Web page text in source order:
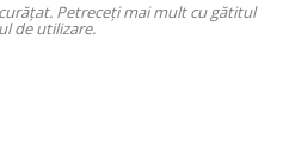
Petreceți mai mult cu gătitul
de utilizare.